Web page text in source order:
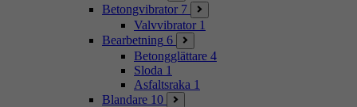
Betongvibrator 7
Valvvibrator 1
Bearbetning 6
Betongglättare 4
Sloda 1
Asfaltsraka 1
Blandare 10